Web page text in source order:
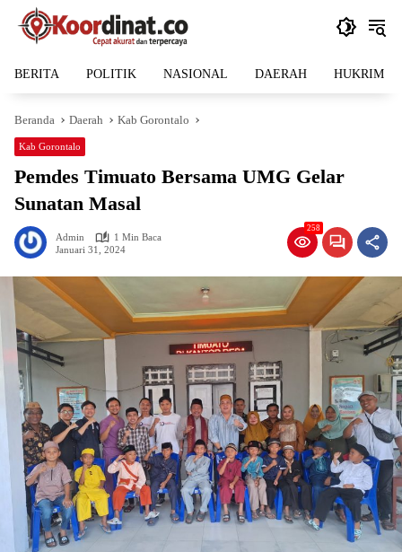
Langsung
BERITA POLITIK NASIONAL DAERAH HUKRIM
Beranda Daerah Kab Gorontalo
Kab Gorontalo
Pemdes Timuato Bersama UMG Gelar
Sunatan Masal
Admin
1 Min Baca
Januari 31, 2024
258